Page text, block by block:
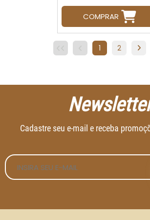
COMPRAR
1 2
Cadastre seu e-mail e receba